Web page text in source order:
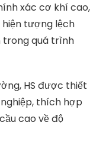
xác cơ khí cao,
hiện tượng lệch
trong quá trình
HS được thiết
thích hợp
cao về độ